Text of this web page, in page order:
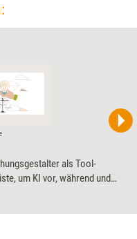
als Tool-
um KI vor, während und